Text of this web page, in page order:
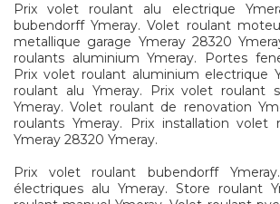
Prix volet roulant alu electrique
bubendorff Ymeray. Volet roulant
metallique garage Ymeray 28320
roulants aluminium Ymeray. Portes
Prix volet roulant aluminium electrique
roulant alu Ymeray. Prix volet roulant
Ymeray. Volet roulant de renovation
roulants Ymeray. Prix installation volet
Ymeray 28320 Ymeray.
Prix volet roulant bubendorff
électriques alu Ymeray. Store roulant